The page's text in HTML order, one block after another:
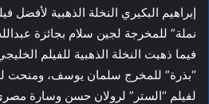
إبراهيم البكيري النخلة الذهبية لأفضل
نملة” للمخرجة لجين سلام بجائزة
فيما ذهبت النخلة الذهبية للفيلم
“بذرة” للمخرج سلمان يوسف، ومنحت
لفيلم “الستر” لرولان حسن وسارة